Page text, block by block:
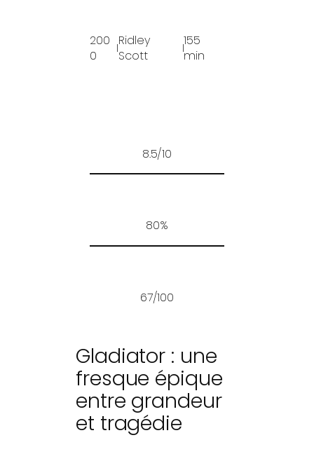
200
0
IRidley
Scott
I155
min
8.5/10
80%
67/100
Gladiator : une
fresque épique
entre grandeur
et tragédie